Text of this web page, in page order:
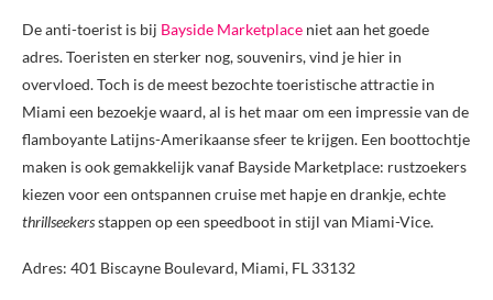
De anti-toerist is bij Bayside Marketplace niet aan het goede
adres. Toeristen en sterker nog, souvenirs, vind je hier in
overvloed. Toch is de meest bezochte toeristische attractie in
Miami een bezoekje waard, al is het maar om een impressie van de
flamboyante Latijns-Amerikaanse sfeer te krijgen. Een boottochtje
maken is ook gemakkelijk vanaf Bayside Marketplace: rustzoekers
kiezen voor een ontspannen cruise met hapje en drankje, echte
thrillseekersstappen op een speedboot in stijl van Miami-Vice.
Adres: 401 Biscayne Boulevard, Miami, FL 33132